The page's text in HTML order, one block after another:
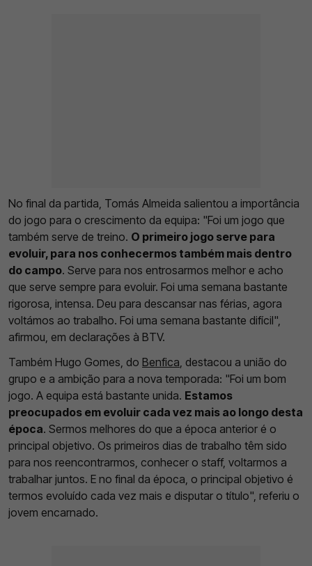
No final da partida, Tomás Almeida salientou a importância
do jogo para o crescimento da equipa: "Foi um jogo que
também serve de treino. O primeiro jogo serve para
evoluir, para nos conhecermos também mais dentro
do campo. Serve para nos entrosarmos melhor e acho
que serve sempre para evoluir. Foi uma semana bastante
rigorosa, intensa. Deu para descansar nas férias, agora
voltámos ao trabalho. Foi uma semana bastante difícil",
afirmou, em declarações à BTV.
Também Hugo Gomes, do Benfica , destacou a união do
grupo e a ambição para a nova temporada: "Foi um bom
jogo. A equipa está bastante unida. Estamos
preocupados em evoluir cada vez mais ao longo desta
época. Sermos melhores do que a época anterior é o
principal objetivo. Os primeiros dias de trabalho têm sido
para nos reencontrarmos, conhecer o staff, voltarmos a
trabalhar juntos. E no final da época, o principal objetivo é
termos evoluído cada vez mais e disputar o título", referiu o
jovem encarnado.